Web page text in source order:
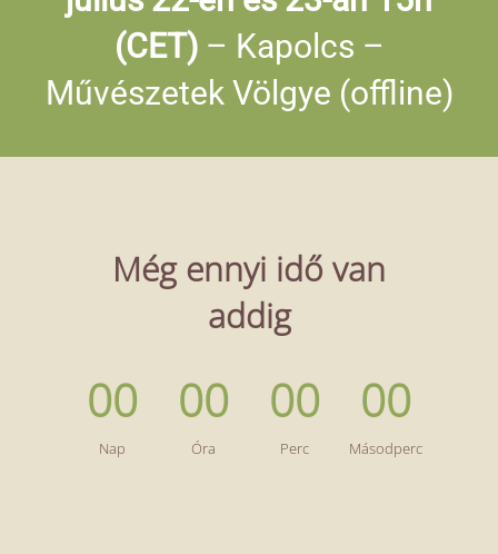
(CET)– Kapolcs –
Művészetek Völgye (offline)
Még ennyi idő van
addig
00
Nap
00
Óra
00
Perc
00
Másodperc